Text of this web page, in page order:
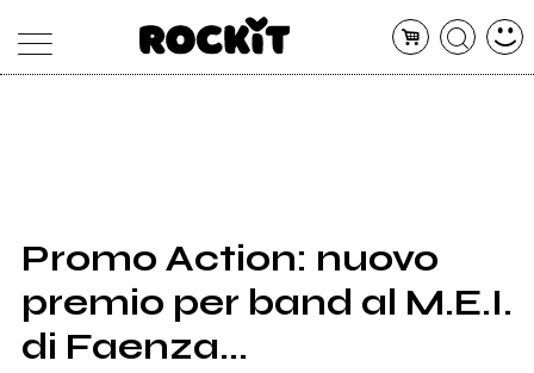
SHOP
RADIO
Promo Action: nuovo
premio per band al M.E.I.
di Faenza...